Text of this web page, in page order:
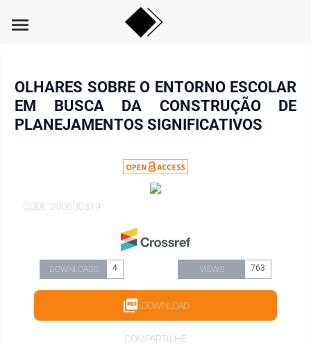
menu
OLHARES SOBRE O ENTORNO ESCOLAR
EM BUSCA DA CONSTRUÇÃO DE
PLANEJAMENTOS SIGNIFICATIVOS
CODE: 200500319
DOWNLOADS 4 VIEWS 763
DOWNLOAD
COMPARTILHE